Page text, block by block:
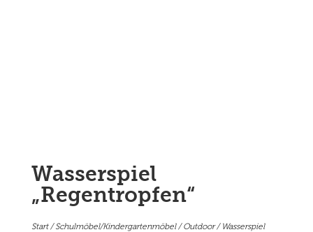
Wasserspiel
„Regentropfen“
Start/Schulmöbel/Kindergartenmöbel/Outdoor/ Wasserspiel